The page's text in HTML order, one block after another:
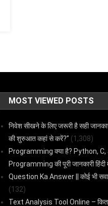
MOST VIEWED POSTS
निवेश सीखने के लिए जरूरी है सही
की शुरुआत कहां से करें?” (1,308)
Programming क्या है? Python,
Programming की पूरी जानकारी हिंदी
Question Ka Answer || कोई भी
(132)
Text Analysis Tool Online –